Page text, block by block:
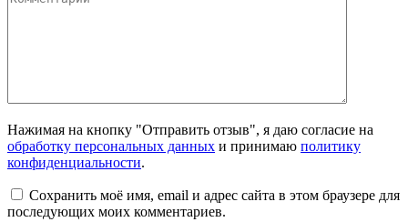
Нажимая на кнопку "Отправить отзыв", я даю согласие на
обработку персональных данных и принимаю политику
конфиденциальности.
Сохранить моё имя, email и адрес сайта в этом браузере для
последующих моих комментариев.